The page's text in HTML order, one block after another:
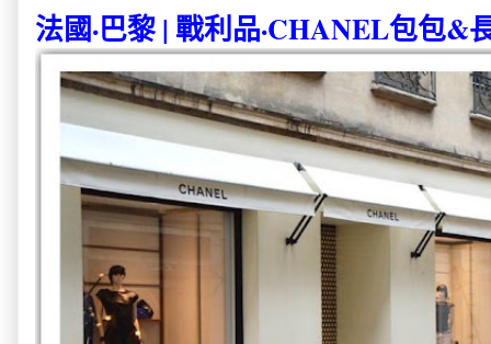
法國·巴黎 | 戰利品·CHANEL包包&